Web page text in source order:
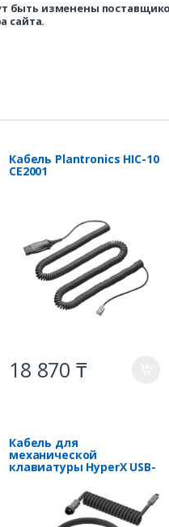
быть изменены
сайта.
Кабель Plantronics HIC-10
CE2001
18 870 ₸
Кабель для
механической
клавиатуры HyperX USB-